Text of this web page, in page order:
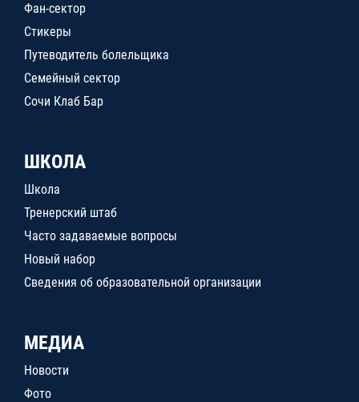
Фан-сектор
Стикеры
Путеводитель болельщика
Семейный сектор
Сочи Клаб Бар
ШКОЛА
Школа
Тренерский штаб
Часто задаваемые вопросы
Новый набор
Сведения об образовательной организации
МЕДИА
Новости
Фото